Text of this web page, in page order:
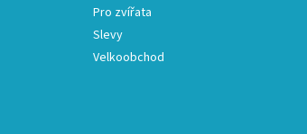
Pro zvířata
Slevy
Velkoobchod